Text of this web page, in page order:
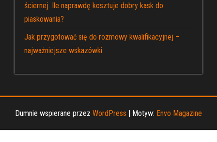
ściernej. Ile naprawdę kosztuje dobry kask do
piaskowania?
Jak przygotować się do rozmowy kwalifikacyjnej –
najważniejsze wskazówki
Dumnie wspierane przez WordPress | Motyw: Envo Magazine